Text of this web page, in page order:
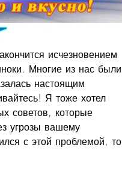
исчезновением
Многие из нас были
настоящим
Я тоже хотел
советов, которые
угрозы вашему
с этой проблемой, то